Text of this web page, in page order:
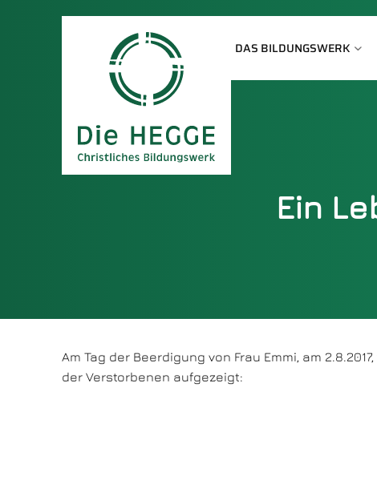
DAS BILDUNGSWERK
Ein
Am Tag der Beerdigung von Frau Emmi, am
der Verstorbenen aufgezeigt: